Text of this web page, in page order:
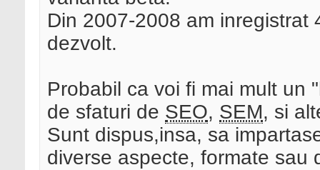
Din 2007-2008 am inregistrat
dezvolt.
Probabil ca voi fi mai mult un
de sfaturi de SEO, SEM, si
Sunt dispus,insa, sa
diverse aspecte, formate sau